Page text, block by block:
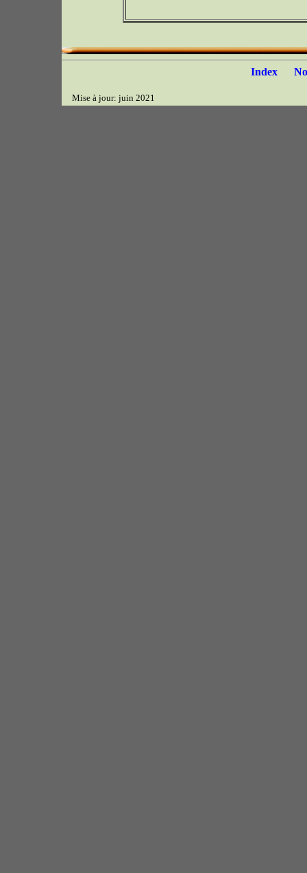
Index
Mise à jour: juin 2021